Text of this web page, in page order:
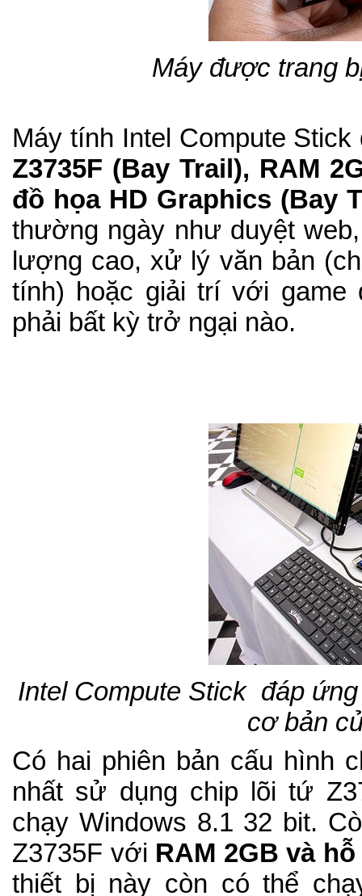
Máy được trang
Máy tính Intel Compute Stick
Z3735F (Bay Trail), RAM
đồ họa HD Graphics (Bay
thường ngày như duyệt
lượng cao, xử lý văn bản
tính) hoặc giải trí với game
phải bất kỳ trở ngại nào.
Intel Compute Stick đáp
cơ bản
Có hai phiên bản cấu hình
nhất sử dụng chip lõi tứ
chạy Windows 8.1 32 bit.
Z3735F với RAM 2GB và
thiết bị này còn có thể